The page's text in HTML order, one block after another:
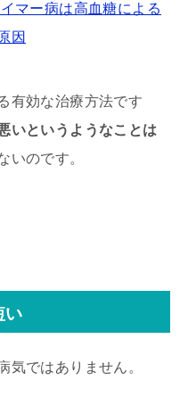
マー病は高血糖による
因
有効な治療方法です
いというようなことは
いのです。
い
気ではありません。